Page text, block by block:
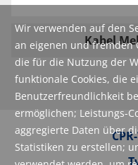
Wir verwenden auf den
an eigenen und fremden
die für die Nutzung der
funktionale Cookies, die
Benutzerfreundlichkeit
ermöglichen; Leistungs-
aggregierte Daten über
Statistiken zu erstellen;
Kabel